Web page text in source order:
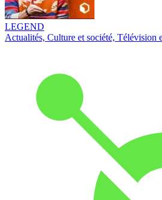
LEGEND
Actualités, Culture et société, Télévision